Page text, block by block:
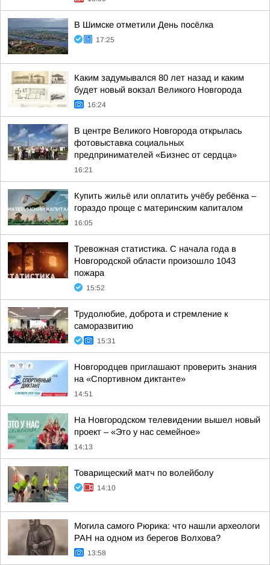
В Шимске отметили День посёлка
17:25
Каким задумывался 80 лет назад и каким
будет новый вокзал Великого Новгорода
16:24
В центре Великого Новгорода открылась
фотовыставка социальных
предпринимателей «Бизнес от сердца»
16:21
Купить жильё или оплатить учёбу ребёнка –
гораздо проще с материнским капиталом
16:05
Тревожная статистика. С начала года в
Новгородской области произошло 1043
пожара
15:52
Трудолюбие, доброта и стремление к
саморазвитию
15:31
Новгородцев приглашают проверить знания
на «Спортивном диктанте»
14:51
На Новгородском телевидении вышел новый
проект – «Это у нас семейное»
14:13
Товарищеский матч по волейболу
14:10
Могила самого Рюрика: что нашли археологи
РАН на одном из берегов Волхова?
13:58